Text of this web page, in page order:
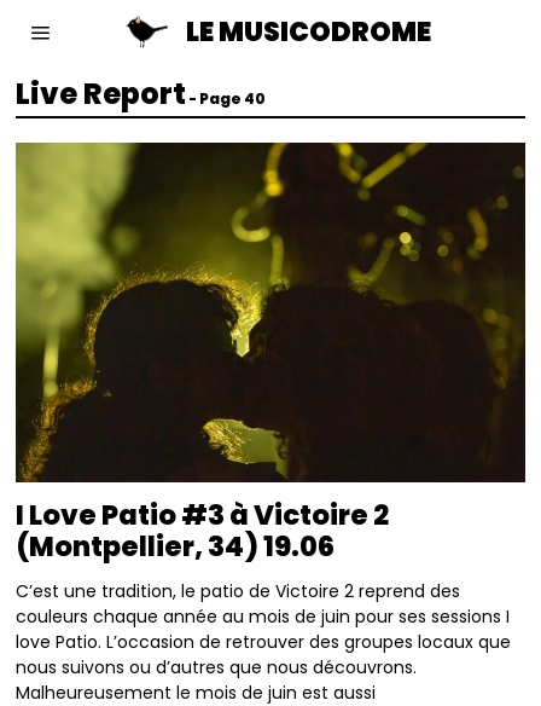
LE MUSICODROME
Live Report - Page 40
I Love Patio #3 à Victoire 2
(Montpellier, 34) 19.06
C’est une tradition, le patio de Victoire 2 reprend des
couleurs chaque année au mois de juin pour ses sessions I
love Patio. L’occasion de retrouver des groupes locaux que
nous suivons ou d’autres que nous découvrons.
Malheureusement le mois de juin est aussi